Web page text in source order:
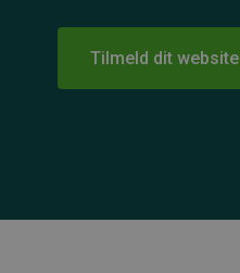
Tilmeld dit website